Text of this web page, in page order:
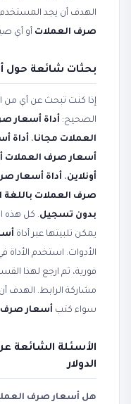
الهدف أن يجد
صرف العملات أو أي
بحثات شائعة حول
إذا كنت تبحث عن أي من
الصحيح: أداة أسعار
العملات مجانا، أداة
أسعار صرف العملات
أونلاين، أداة أسعار
صرف العملات باللغة
بدون تسجيل. كل هذه
يمكن تلبيتها عبر أداة
الأدوات. استخدم
فورية، ثم ارجع لهذا
مشاركة الرابط. الهدف
سواء كتب أسعار صرف
الأسئلة الشائعة
الدولار
هل أسعار صرف